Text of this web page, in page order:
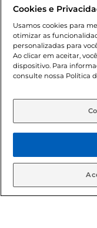
cliente. Os preços,
o e-commerce e
sofrer alterações
de bebidas
Lei n.º 8069/90, art.
Adolescente).
aviso prévio. O
© 2026
Cookies e
Usamos cookies para
otimizar as
personalizadas para
Ao clicar em aceitar,
dispositivo. Para
consulte nossa Política